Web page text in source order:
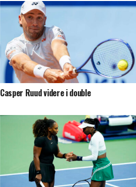
Casper Ruud videre i double